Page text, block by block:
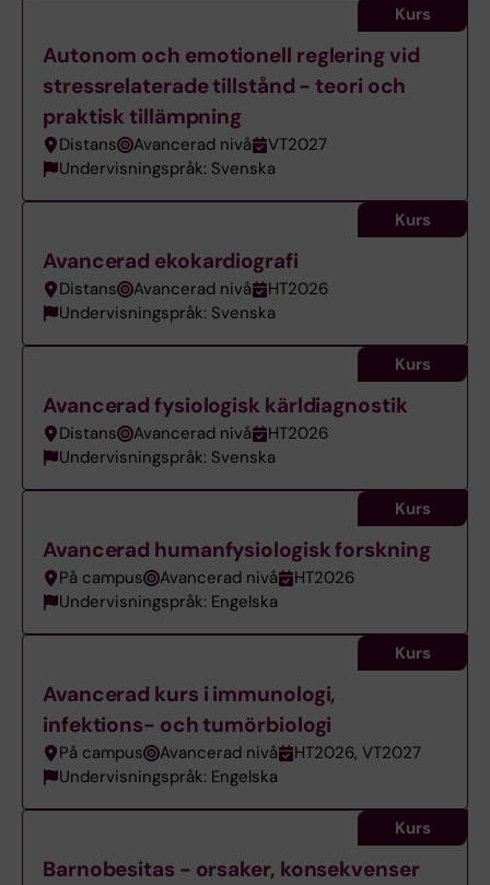
Autonom och emotionell reglering vid
stressrelaterade tillstånd - teori och
praktisk tillämpning
Distans Avancerad nivå
VT2027
Undervisningspråk: Svenska
Kurs
Avancerad ekokardiografi
Distans Avancerad nivå
HT2026
Undervisningspråk: Svenska
Kurs
Avancerad fysiologisk kärldiagnostik
Distans Avancerad nivå
HT2026
Undervisningspråk: Svenska
Kurs
Avancerad humanfysiologisk forskning
På campus Avancerad nivå
HT2026
Undervisningspråk: Engelska
Kurs
Avancerad kurs i immunologi,
infektions- och tumörbiologi
På campus Avancerad nivå
HT2026, VT2027
Undervisningspråk: Engelska
Kurs
Barnobesitas - orsaker, konsekvenser
Kurs